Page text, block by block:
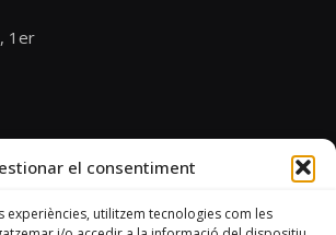
el consentiment
experiències, utilitzem tecnologies com les
1er